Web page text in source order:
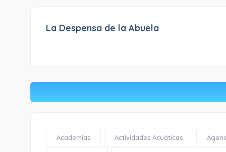
La Despensa de la Abuela
Academias Actividades Acuáticas